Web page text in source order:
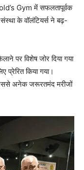
Gym में सफलतापूर्वक
के वॉलंटियर्स ने बढ़-
पर विशेष जोर दिया गया
किया गया।
अनेक जरूरतमंद मरीजों